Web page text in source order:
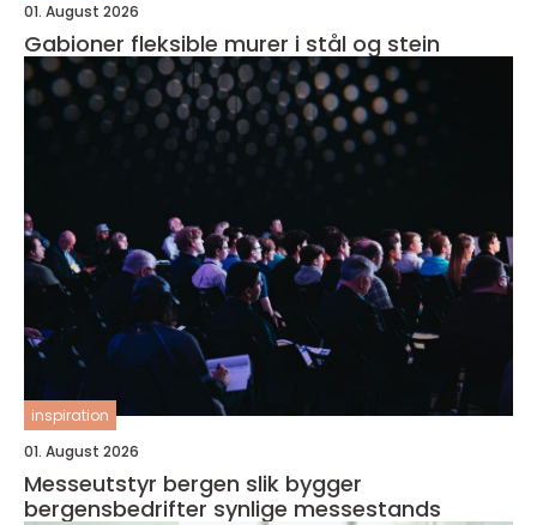
01. August 2026
Gabioner fleksible murer i stål og stein
inspiration
01. August 2026
Messeutstyr bergen slik bygger
bergensbedrifter synlige messestands